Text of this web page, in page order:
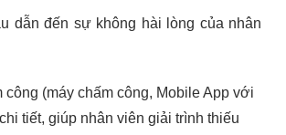
dẫn đến sự không hài lòng của nhân
(máy chấm công, Mobile App với
tiết, giúp nhân viên giải trình thiếu